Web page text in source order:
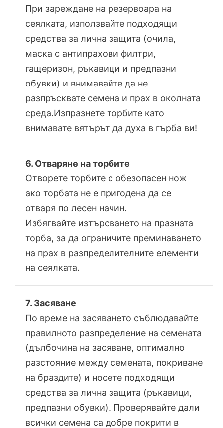
При зареждане на резервоара на
сеялката, използвайте подходящи
средства за лична защита (очила,
маска с антипрахови филтри,
гащеризон, ръкавици и предпазни
обувки) и внимавайте да не
разпръсквате семена и прах в околната
среда.Изпразнете торбите като
внимавате вятърът да духа в гърба ви!
6. Отваряне на торбите
Отворете торбите с обезопасен нож
ако торбата не е пригодена да се
отваря по лесен начин.
Избягвайте изтърсването на празната
торба, за да ограничите преминаването
на прах в разпределителните елементи
на сеялката.
7. Засяване
По време на засяването съблюдавайте
правилното разпределение на семената
(дълбочина на засяване, оптимално
разстояние между семената, покриване
на браздите) и носете подходящи
средства за лична защита (ръкавици,
предпазни обувки). Проверявайте дали
всички семена са добре покрити в